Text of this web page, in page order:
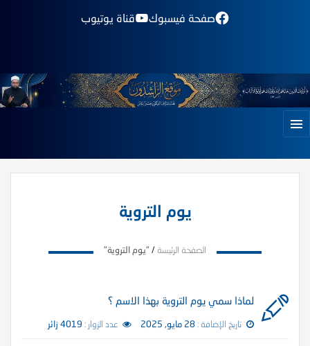
صفحة فيسبوك قناة يوتيوب
يوم التروية
الصفحة الرئيسة /"يوم التروية"
لماذا سمي يوم التروية بهذا الاسم ؟
تاريخ الإضافة :28 مايو, 2025 عدد الزوار : 4019 زائر